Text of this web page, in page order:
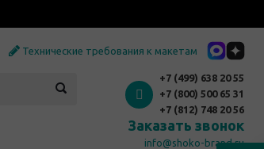
Технические требования к макетам
+7 (499) 638 20 55
+7 (800) 500 65 31
+7 (812) 748 20 56
Заказать звонок
info@shoko-brand.ru